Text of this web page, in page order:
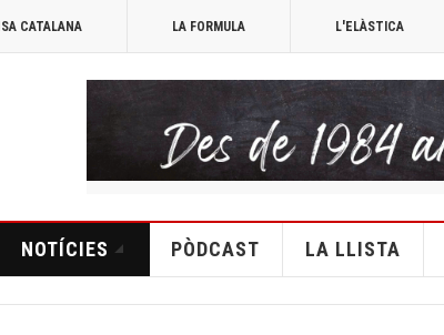
CATALANA LA FORMULA L'ELÀSTICA
NOTÍCIES PÒDCAST LA LLISTA